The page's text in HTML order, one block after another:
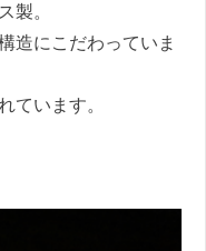
製。
造にこだわっていま
ています。